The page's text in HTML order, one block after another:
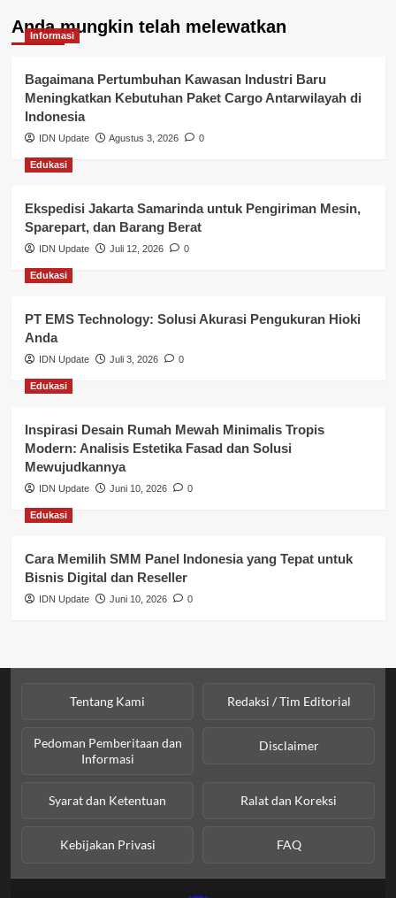
Kepegawaian & ASN Banyuasin
Kesehatan
Keuangan
Lalu Lintas
Layanan Publik Kabupaten Banyuasin
Nasional
Pemerintahan
Pendidikan
Perbankan & Keuangan
Perpajakan & Keuangan
Profil Wilayah Banyuasin
Sosial & Budaya
Sosial & Kesejahteraan
Anda mungkin telah melewatkan
Informasi
Bagaimana Pertumbuhan Kawasan Industri Baru
Meningkatkan Kebutuhan Paket Cargo Antarwilayah di
Indonesia
IDN Update Agustus 3, 2026 0
Edukasi
Ekspedisi Jakarta Samarinda untuk Pengiriman Mesin,
Sparepart, dan Barang Berat
IDN Update Juli 12, 2026 0
Edukasi
PT EMS Technology: Solusi Akurasi Pengukuran Hioki
Anda
IDN Update Juli 3, 2026 0
Edukasi
Inspirasi Desain Rumah Mewah Minimalis Tropis
Modern: Analisis Estetika Fasad dan Solusi
Mewujudkannya
IDN Update Juni 10, 2026 0
Edukasi
Cara Memilih SMM Panel Indonesia yang Tepat untuk
Bisnis Digital dan Reseller
IDN Update Juni 10, 2026 0
Tentang Kami Redaksi / Tim Editorial
Pedoman Pemberitaan dan
Informasi
Disclaimer
Syarat dan Ketentuan Ralat dan Koreksi
Kebijakan Privasi FAQ